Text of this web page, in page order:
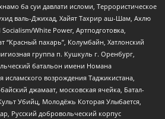
ба суи давлати исломи, Террористическое
валь-Джихад, Хайят Тахрир аш-Шам, Ахлю
White Power, Артподготовка,
“Красный пахарь”, Колумбайн, Хатлонский
группа п. Кушкуль г. Оренбург,
батальон имени Номана
исламского возрождения Таджикистана,
джамаат, московская ячейка, Батал-
Убийц, Молодёжь Которая Улыбается,
Русский добровольческий корпус